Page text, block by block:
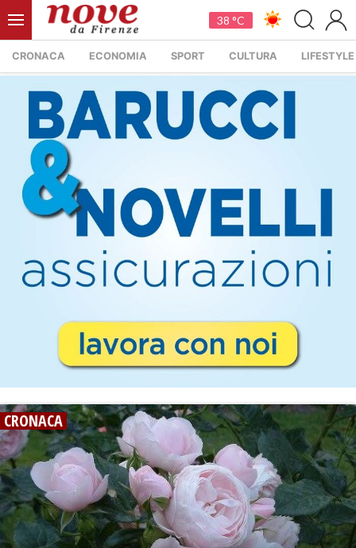
38 °C
CRONACA ECONOMIA SPORT CULTURA LIFESTYLE
CRONACA